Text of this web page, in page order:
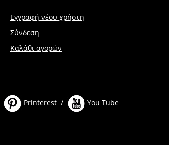
Εγγραφή νέου χρήστη
Σύνδεση
Καλάθι αγορών
Printerest / You Tube